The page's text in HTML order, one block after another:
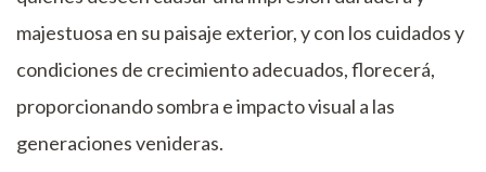
majestuosa en su paisaje exterior, y con los cuidados y
condiciones de crecimiento adecuados, florecerá,
proporcionando sombra e impacto visual a las
generaciones venideras.